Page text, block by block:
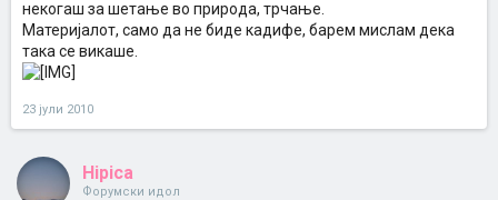
некогаш за шетање во природа, трчање.
Материјалот, само да не биде кадифе, барем мислам дека
така се викаше.
23 јули 2010
Hipica
Форумски идол